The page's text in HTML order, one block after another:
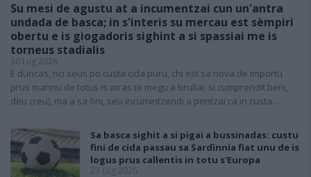
Su mesi de agustu at a incumentzai cun un'antra
undada de basca; in s'interis su mercau est sèmpiri
obertu e is giogadoris sighint a si spassiai me is
torneus stadialis
30 Lug 2026
E duncas, nci seus po custa cida puru, chi est sa nova de importu
prus mannu de totus is atras (e megu a brullai, si cumprendit beni,
deu creu), ma a sa fini, seu incumintzendi a pentzai ca in custa…
Sa basca sighit a si pigai a bussinadas: custu
fini de cida passau sa Sardìnnia fiat unu de is
logus prus callentis in totu s'Europa
23 Lug 2026